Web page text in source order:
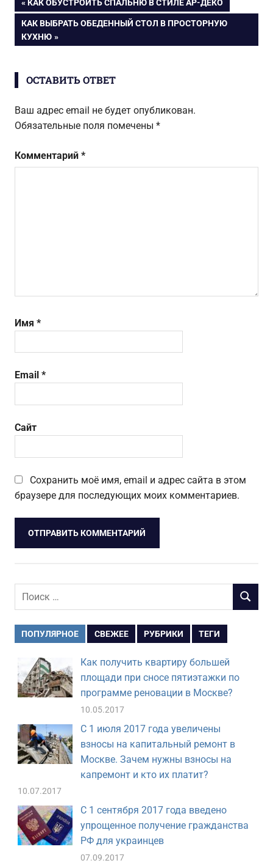
предметы
старины
на стенах
барельефы
Навигация
по
ЗАПИСЬ:
КАК ОБУСТРОИТЬ СПАЛЬНЮ В СТИЛЕ АР-ДЕКО
СЛЕДУЮЩАЯ
ЗАПИСЬ:
КАК ВЫБРАТЬ ОБЕДЕННЫЙ СТОЛ В ПРОСТОРНУЮ
КУХНЮ
ОСТАВИТЬ ОТВЕТ
Ваш адрес email не будет опубликован.
Обязательные поля помечены *
Комментарий *
Имя *
Email *
Сайт
Сохранить моё имя, email и адрес сайта в этом
браузере для последующих моих комментариев.
Поиск
ПОИСК
ПОПУЛЯРНОЕ СВЕЖЕЕ РУБРИКИ ТЕГИ
Как получить квартиру большей
площади при сносе пятиэтажки по
программе реновации в Москве?
10.05.2017
С 1 июля 2017 года увеличены
взносы на капитальный ремонт в
Москве. Зачем нужны взносы на
капремонт и кто их платит?
10.07.2017
С 1 сентября 2017 года введено
упрощенное получение гражданства
РФ для украинцев
07.09.2017